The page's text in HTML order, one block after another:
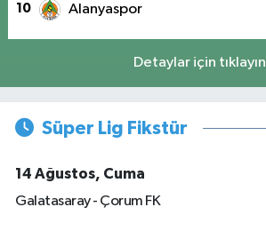
10 Alanyaspor
Detaylar için tıklayın
Süper Lig Fikstür
14 Ağustos, Cuma
Galatasaray - Çorum FK